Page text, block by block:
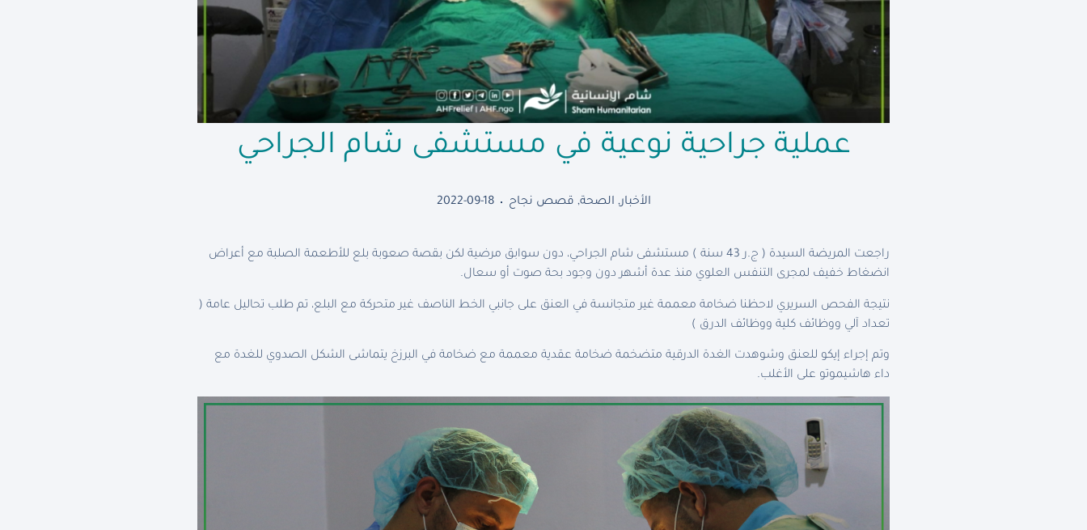
عملية جراحية نوعية في مستشفى شام الجراحي
الأخبار, الصحة, قصص نجاح 2022-09-18
راجعت المريضة السيدة ( ج.ر 43 سنة ) مستشفى شام الجراحي، دون سوابق مرضية لكن بقصة صعوبة بلع للأطعمة الصلبة مع أعراض
انضغاط خفيف لمجرى التنفس العلوي منذ عدة أشهر دون وجود بحة صوت أو سعال.
نتيجة الفحص السريري لاحظنا ضخامة معممة غير متجانسة في العنق على جانبي الخط الناصف غير متحركة مع البلع، تم طلب تحاليل عامة (
تعداد آلي ووظائف كلية ووظائف الدرق )
وتم إجراء إيكو للعنق وشوهدت الغدة الدرقية متضخمة ضخامة عقدية معممة مع ضخامة في البرزخ يتماشى الشكل الصدوي للغدة مع
داء هاشيموتو على الأغلب.